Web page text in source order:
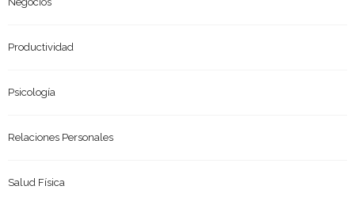
Productividad
Psicología
Relaciones Personales
Salud Física